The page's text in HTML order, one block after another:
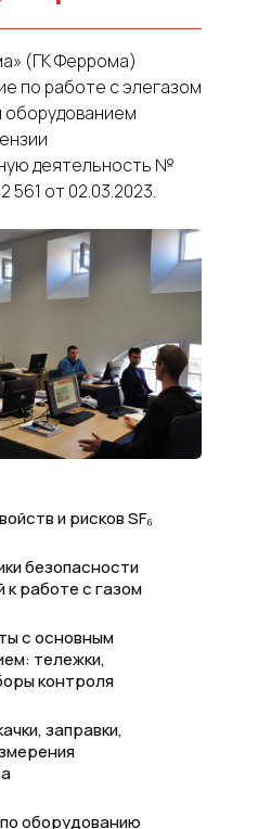
(ГК Феррома)
по работе с элегазом
оборудованием
деятельность №
561 от 02.03.2023.
и рисков SF₆
безопасности
к работе с газом
заправки,
оборудованию
с основным
тележки,
контроля